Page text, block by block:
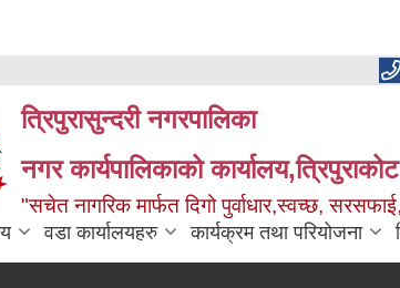
त्रिपुरासुन्दरी नगरपालिका
नगर कार्यपालिकाको
"सचेत नागरिक मार्फत दिगो पुर्वाधार,स्वच्छ,
वडा कार्यालयहरु कार्यक्रम तथा परियोजना